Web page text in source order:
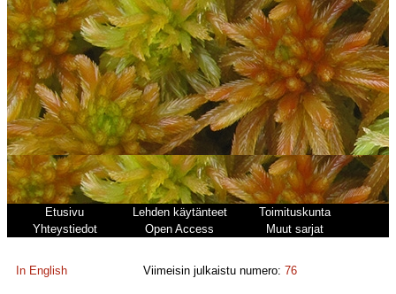
Etusivu Lehden käytänteet
Toimituskunta
Yhteystiedot
Open Access Muut sarjat
In English Viimeisin julkaistu numero:76